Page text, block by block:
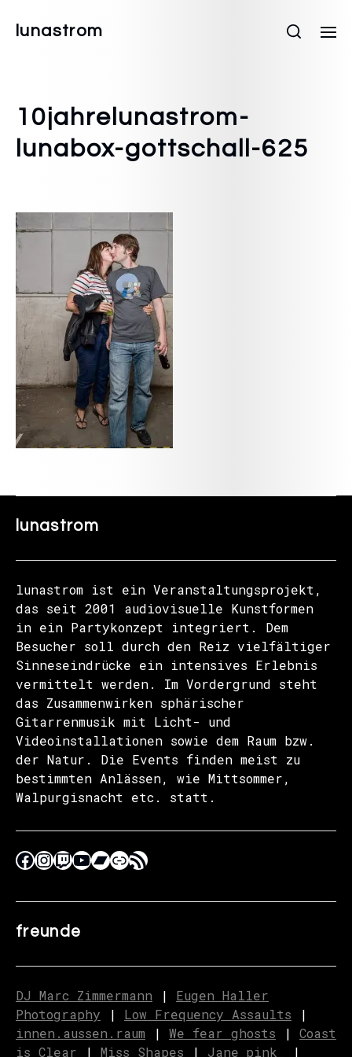
lunastrom
10jahrelunastrom-
lunabox-gottschall-625
lunastrom
lunastrom ist ein Veranstaltungsprojekt,
das seit 2001 audiovisuelle Kunstformen
in ein Partykonzept integriert. Dem
Besucher soll durch den Reiz vielfältiger
Sinneseindrücke ein intensives Erlebnis
vermittelt werden. Im Vordergrund steht
das Zusammenwirken sphärischer
Gitarrenmusik mit Licht- und
Videoinstallationen sowie dem Raum bzw.
der Natur. Die Events finden meist zu
bestimmten Anlässen, wie Mittsommer,
Walpurgisnacht etc. statt.
freunde
DJ Marc Zimmermann | Eugen Haller
Photography | Low Frequency Assaults |
innen.aussen.raum | We fear ghosts | Coast
is Clear | Miss Shapes | Jane_pink_ |